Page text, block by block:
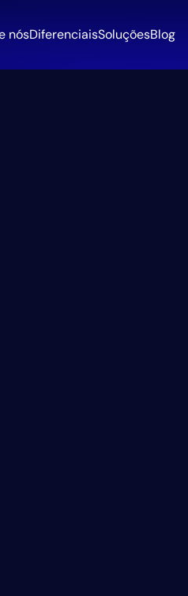
nósDiferenciaisSoluçõesBlog